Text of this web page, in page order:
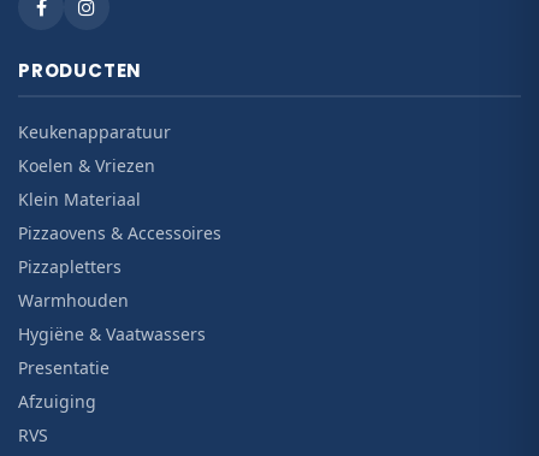
PRODUCTEN
Keukenapparatuur
Koelen & Vriezen
Klein Materiaal
Pizzaovens & Accessoires
Pizzapletters
Warmhouden
Hygiëne & Vaatwassers
Presentatie
Afzuiging
RVS